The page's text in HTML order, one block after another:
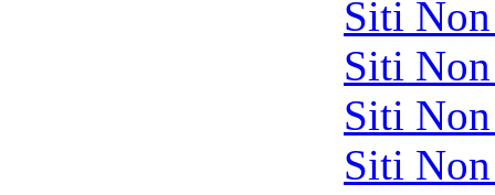
Siti
Siti
Siti
Siti